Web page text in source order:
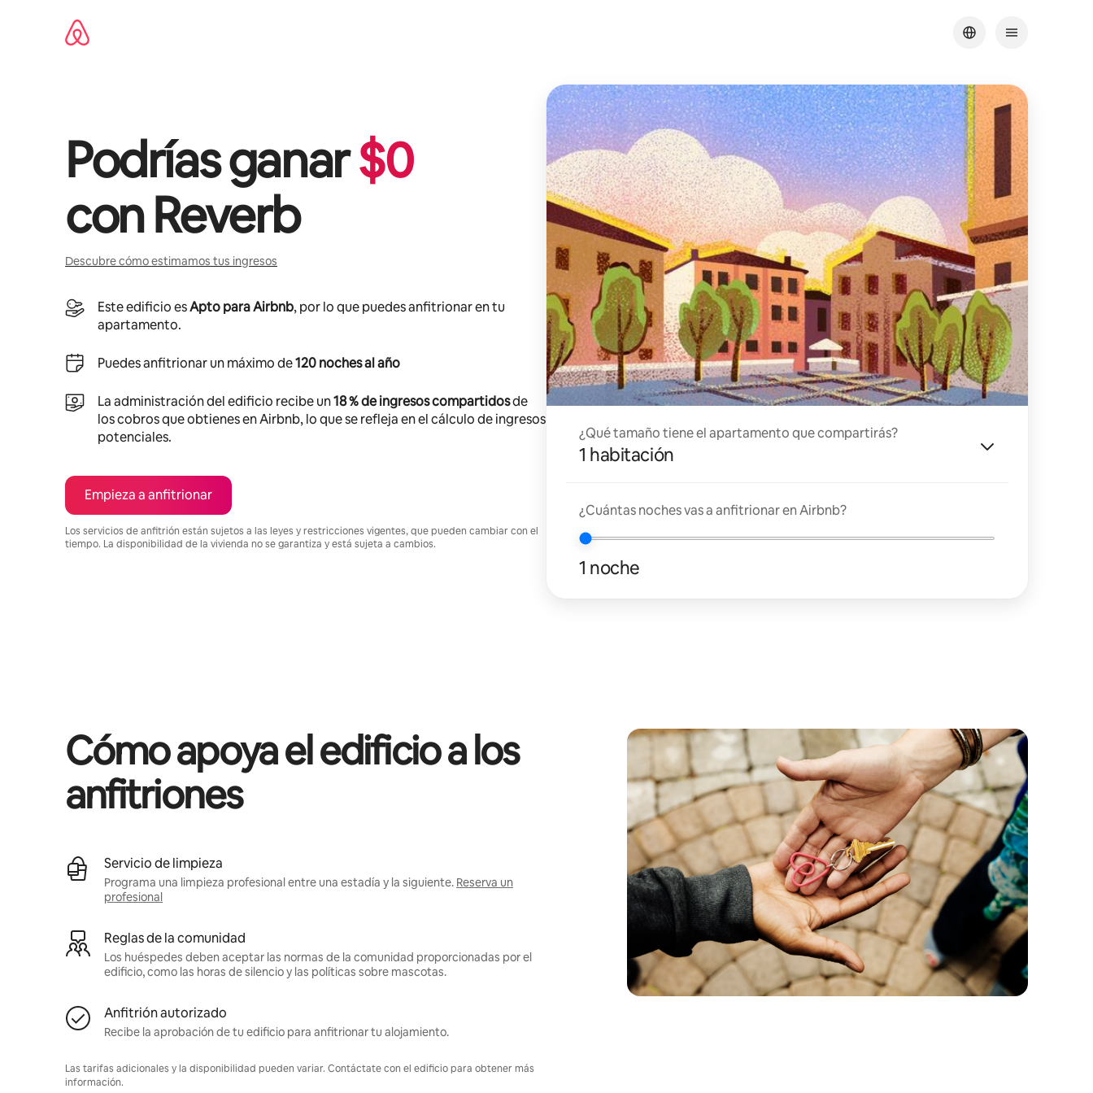
Podrías ganar$0
conReverb
Descubre cómo estimamos tus ingresos
Este edificio esApto para Airbnb, por lo que puedes anfitrionar en tu
apartamento.
Puedes anfitrionar un máximo de120 noches al año
La administración del edificio recibe un18 % de ingresos compartidosde
los cobros que obtienes en Airbnb, lo que se refleja en el cálculo de ingresos
potenciales.
Empieza a anfitrionar
Los servicios de anfitrión están sujetos a las leyes y restricciones vigentes, que pueden cambiar con el
tiempo. La disponibilidad de la vivienda no se garantiza y está sujeta a cambios.
¿Qué tamaño tiene el apartamento que compartirás?
1 habitación
¿Cuántas noches vas a anfitrionar en Airbnb?
1 noche
Cómo apoya el edificio a los
anfitriones
Servicio de limpieza
Programa una limpieza profesional entre una estadía y la siguiente. Reserva un
profesional
Reglas de la comunidad
Los huéspedes deben aceptar las normas de la comunidad proporcionadas por el
edificio, como las horas de silencio y las políticas sobre mascotas.
Anfitrión autorizado
Recibe la aprobación de tu edificio para anfitrionar tu alojamiento.
Las tarifas adicionales y la disponibilidad pueden variar. Contáctate con el edificio para obtener más
información.